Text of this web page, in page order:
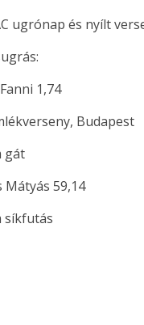
ugrónap és nyílt
1,74
Budapest
gát
Mátyás 59,14
síkfutás